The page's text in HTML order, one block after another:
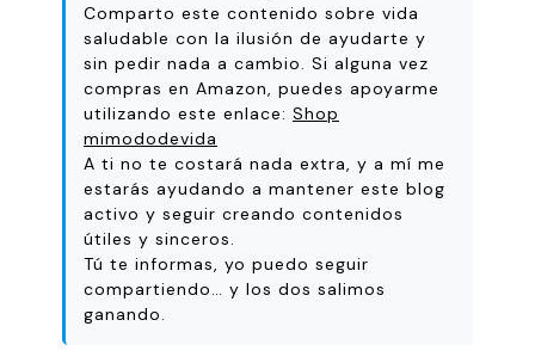
Comparto este contenido sobre vida
saludable con la ilusión de ayudarte y
sin pedir nada a cambio. Si alguna vez
compras en Amazon, puedes apoyarme
utilizando este enlace: Shop
mimododevida
A ti no te costará nada extra, y a mí me
estarás ayudando a mantener este blog
activo y seguir creando contenidos
útiles y sinceros.
Tú te informas, yo puedo seguir
compartiendo… y los dos salimos
ganando.